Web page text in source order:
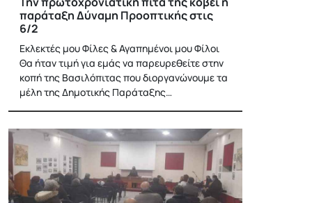
παράταξη Δύναμη Προοπτικής στις
6/2
Εκλεκτές μου Φίλες & Αγαπημένοι μου Φίλοι
Θα ήταν τιμή για εμάς να παρευρεθείτε στην
κοπή της Βασιλόπιτας που διοργανώνουμε τα
μέλη της Δημοτικής Παράταξης…